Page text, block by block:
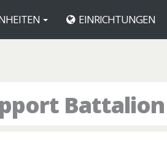
EINRICHTUNGEN
Battalion